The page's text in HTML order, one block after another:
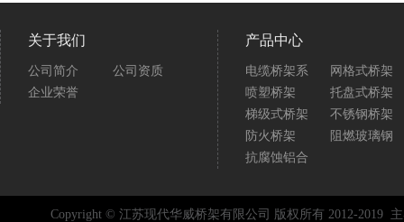
关于我们
公司简介
公司资质
企业荣誉
产品中心
电缆桥架系
网格式桥架
喷塑桥架
托盘式桥架
梯级式桥架
不锈钢桥架
防火桥架
阻燃玻璃钢
抗腐蚀铝合
Copyright © 江苏现代华威桥架有限公司 版权所有 2012-2019